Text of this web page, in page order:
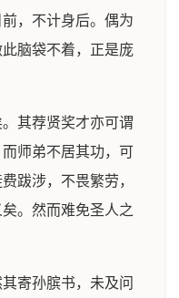
，不计身后。偶为
脑袋不着，正是庞
其荐贤奖才亦可谓
师弟不居其功，可
跋涉，不畏繁劳，
。然而难免圣人之
寄孙膑书，未及问